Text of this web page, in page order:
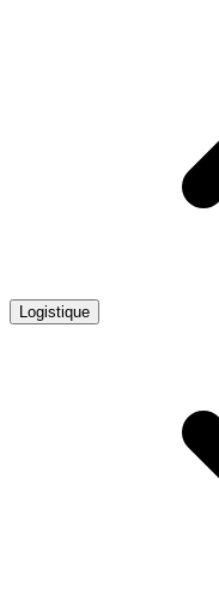
Logistique